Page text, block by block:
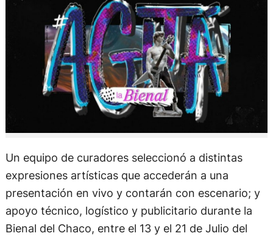
Un equipo de curadores seleccionó a distintas
expresiones artísticas que accederán a una
presentación en vivo y contarán con escenario; y
apoyo técnico, logístico y publicitario durante la
Bienal del Chaco, entre el 13 y el 21 de Julio del